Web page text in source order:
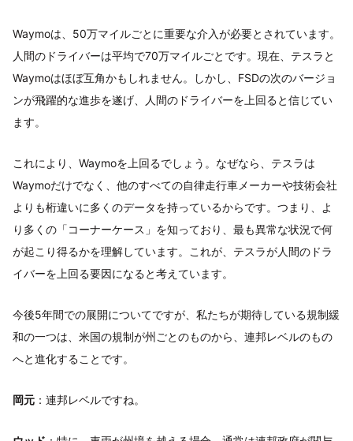
Waymoは、50万マイルごとに重要な介入が必要とされています。
人間のドライバーは平均で70万マイルごとです。現在、テスラと
Waymoはほぼ互角かもしれません。しかし、FSDの次のバージョ
ンが飛躍的な進歩を遂げ、人間のドライバーを上回ると信じてい
ます。
これにより、Waymoを上回るでしょう。なぜなら、テスラは
Waymoだけでなく、他のすべての自律走行車メーカーや技術会社
よりも桁違いに多くのデータを持っているからです。つまり、よ
り多くの「コーナーケース」を知っており、最も異常な状況で何
が起こり得るかを理解しています。これが、テスラが人間のドラ
イバーを上回る要因になると考えています。
今後5年間での展開についてですが、私たちが期待している規制緩
和の一つは、米国の規制が州ごとのものから、連邦レベルのもの
へと進化することです。
岡元 ：連邦レベルですね。